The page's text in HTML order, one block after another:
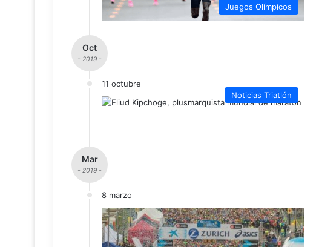
Juegos Olímpicos
Oct
- 2019 -
11 octubre
Noticias Triatlón
Mar
- 2019 -
8 marzo